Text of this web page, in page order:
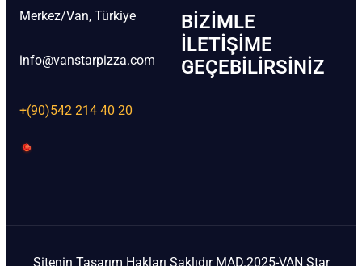
Merkez/Van, Türkiye
info@vanstarpizza.com
+(90)542 214 40 20
BIZIMLE
İLETIŞIME
GEÇEBILIRSINIZ
Sitenin Tasarım Hakları Saklıdır MAD.2025-VAN Star